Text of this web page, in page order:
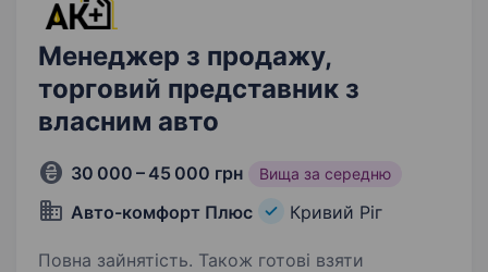
Менеджер з продажу,
торговий представник з
власним авто
30 000 – 45 000 грн Вища за середню
Авто-комфорт Плюс Кривий Ріг
Повна зайнятість. Також готові взяти